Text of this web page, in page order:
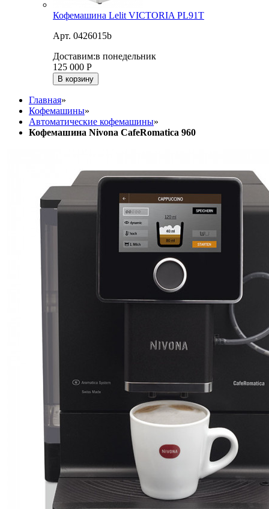
Кофемашина Lelit VICTORIA PL91T
Арт. 0426015b
Доставим:в понедельник
125 000 Р
В корзину
Главная»
Кофемашины»
Автоматические кофемашины»
Кофемашина Nivona CafeRomatica 960